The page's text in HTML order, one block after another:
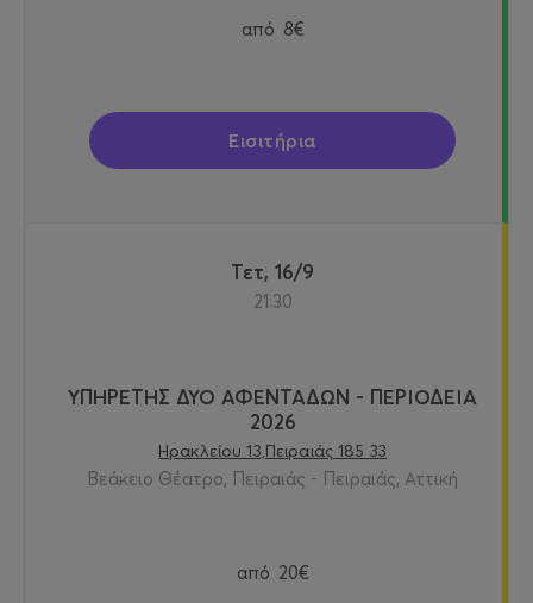
από 8€
Εισιτήρια
Τετ, 16/9
21:30
ΥΠΗΡΕΤΗΣ ΔΥΟ ΑΦΕΝΤΑΔΩΝ - ΠΕΡΙΟΔΕΙΑ
2026
Ηρακλείου 13,Πειραιάς 185 33
Βεάκειο Θέατρο, Πειραιάς - Πειραιάς, Αττική
από 20€